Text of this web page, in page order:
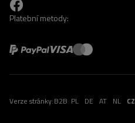
Platební metody:
Verze stránky:B2B PL DE AT NL CZ